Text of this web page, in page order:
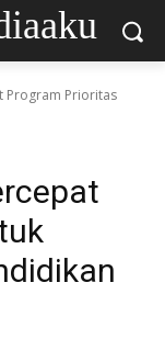
Program Prioritas